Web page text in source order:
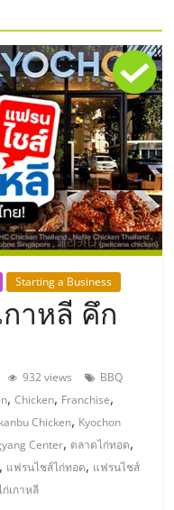
Starting a Business
าหลี คึก
932 views
BBQ
,Chicken, Franchise,
Chicken, Kyochon
Center, ตลาดไก่ทอด,
, แฟรนไชส์ไก่ทอด, แฟรนไชส์
ก่เกาหลี